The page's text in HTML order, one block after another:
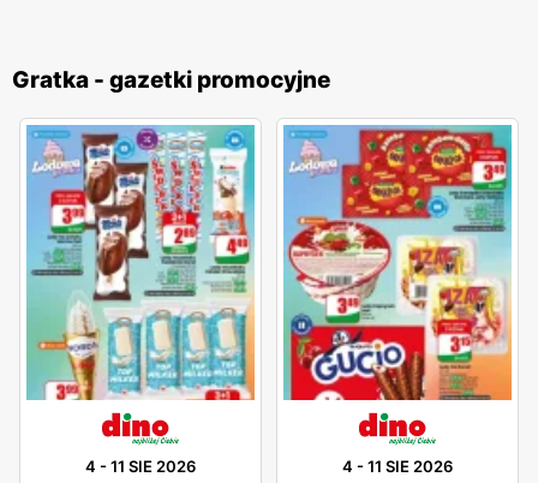
Gratka - gazetki promocyjne
4 -11 SIE 2026 4 -11 SIE 2026